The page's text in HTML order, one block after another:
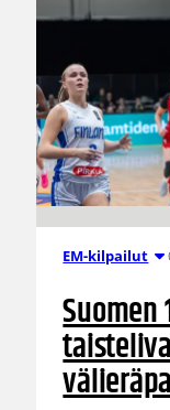
EM-kilpailut